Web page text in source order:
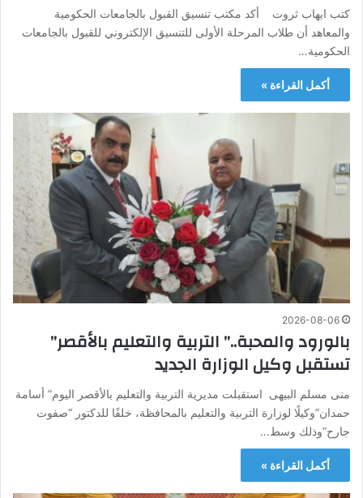
كتب ايهاب ثروت أكد مكتب تنسيق القبول بالجامعات الحكومية
والمعاهد أن طلاب المرحلة الأولى للتنسيق الإلكتروني للقبول بالجامعات
الحكومية…
أكمل القراءة »
2026-08-06
بالورود والمحبة..” التربية والتعليم بالأقصر”
تستقبل وكيل الوزارة الجديد
منى مسلم البيهى استقبلت مديرية التربية والتعليم بالأقصر اليوم” أسامة
حمدان”وكيلًا لوزارة التربية والتعليم بالمحافظة، خلفًا للدكتور “صفوت
جارح”وذلك وسط…
أكمل القراءة »